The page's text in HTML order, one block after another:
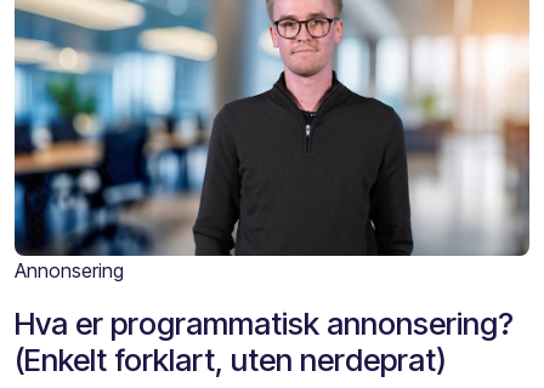
Annonsering
Hva er programmatisk annonsering?
(Enkelt forklart, uten nerdeprat)